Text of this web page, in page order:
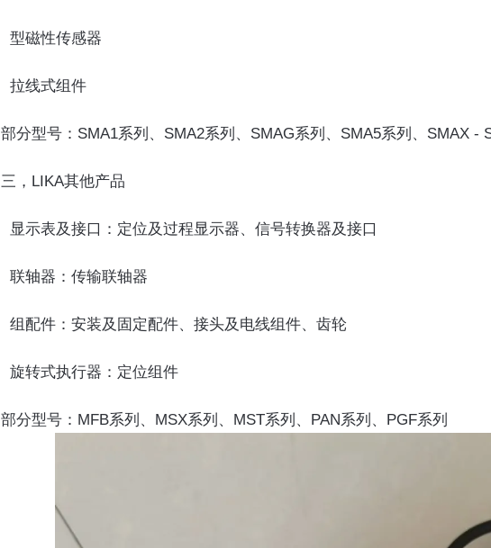
型磁性传感器
拉线式组件
部分型号：SMA1系列、SMA2系列、SMAG系列、SMA5系列、SMAX -
三，LIKA其他产品
显示表及接口：定位及过程显示器、信号转换器及接口
联轴器：传输联轴器
组配件：安装及固定配件、接头及电线组件、齿轮
旋转式执行器：定位组件
部分型号：MFB系列、MSX系列、MST系列、PAN系列、PGF系列